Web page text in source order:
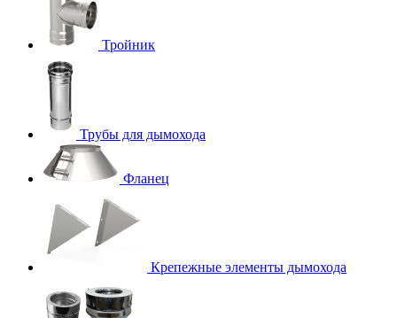
Тройник
Трубы для дымохода
Фланец
Крепежные элементы дымохода